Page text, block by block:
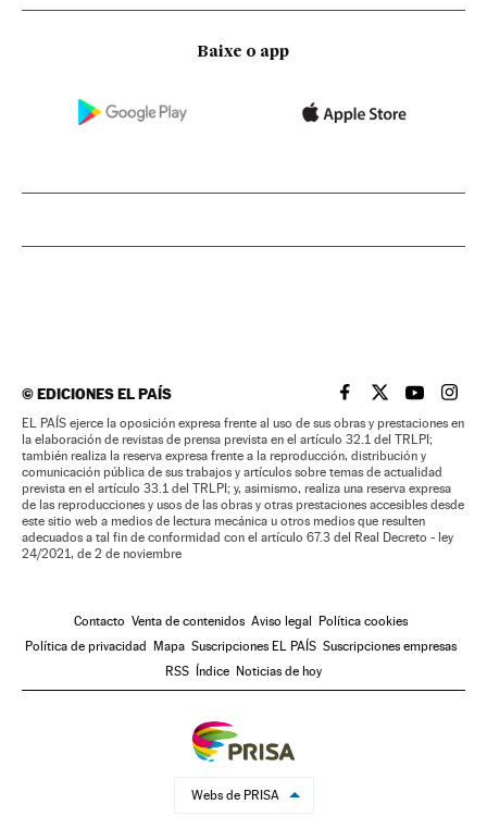
Baixe o app
©EDICIONES EL PAÍS EL PAÍS BRASIL EN
EL PAÍSEL PAÍS
EL
EL PAÍS ejerce la oposición expresa frente al uso de sus obras y prestaciones en
la elaboración de revistas de prensa prevista en el artículo 32.1 del TRLPI;
también realiza la reserva expresa frente a la reproducción, distribución y
comunicación pública de sus trabajos y artículos sobre temas de actualidad
prevista en el artículo 33.1 del TRLPI; y, asimismo, realiza una reserva expresa
de las reproducciones y usos de las obras y otras prestaciones accesibles desde
este sitio web a medios de lectura mecánica u otros medios que resulten
adecuados a tal fin de conformidad con el artículo 67.3 del Real Decreto - ley
24/2021, de 2 de noviembre
Contacto Venta de contenidos Aviso legal Política cookies
Política de privacidad Mapa Suscripciones EL PAÍS Suscripciones empresas
RSS Índice Noticias de hoy
Webs de PRISA